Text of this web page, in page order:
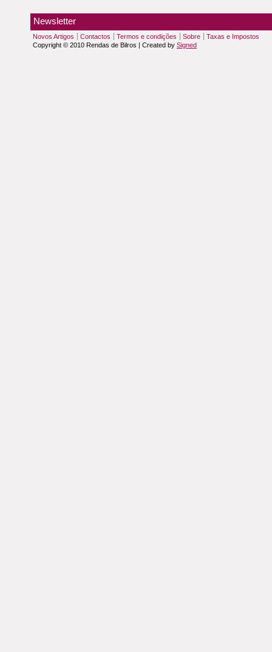
Newsletter
Novos Artigos Contactos Termos e condições Sobre
Taxas e Impostos
Copyright © 2010 Rendas de Bilros | Created by Signed